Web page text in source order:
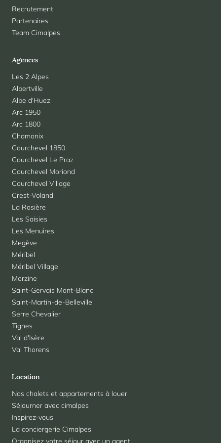
Recrutement
Partenaires
Team Cimalpes
Agences
Les 2 Alpes
Albertville
Alpe d'Huez
Arc 1950
Arc 1800
Chamonix
Courchevel 1850
Courchevel Le Praz
Courchevel Moriond
Courchevel Village
Crest-Voland
La Rosière
Les Saisies
Les Menuires
Megève
Méribel
Méribel Village
Morzine
Saint-Gervais Mont-Blanc
Saint-Martin-de-Belleville
Serre Chevalier
Tignes
Val d'Isère
Val Thorens
Location
Nos chalets et appartements à louer
Séjourner avec cimalpes
Inspirez-vous
La conciergerie Cimalpes
Organisez votre séjour avec un agent